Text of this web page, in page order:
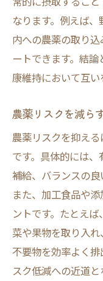
デトック
農薬リス
体内排出
デトック
デトック
有機デト
体内の農
デトック
排出に役
ハーブを通じ
ハーブデ
自然派デ
なります。例えば
内への農薬の取り
ートできます。結
康維持において互い
農薬リスクを減ら
農薬リスクを抑え
です。具体的には
補給、バランスの良
また、加工食品や
ントです。たとえ
菜や果物を取り入
不要物を効率よく
スク低減への近道と